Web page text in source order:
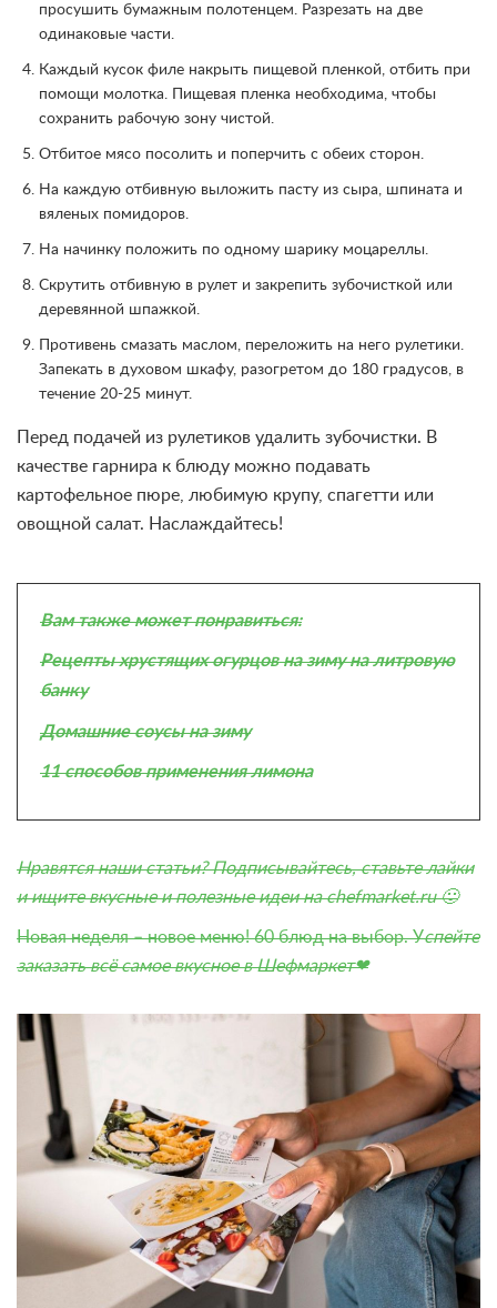
просушить бумажным полотенцем. Разрезать на две
одинаковые части.
Каждый кусок филе накрыть пищевой пленкой, отбить при
помощи молотка. Пищевая пленка необходима, чтобы
сохранить рабочую зону чистой.
Отбитое мясо посолить и поперчить с обеих сторон.
На каждую отбивную выложить пасту из сыра, шпината и
вяленых помидоров.
На начинку положить по одному шарику моцареллы.
Скрутить отбивную в рулет и закрепить зубочисткой или
деревянной шпажкой.
Противень смазать маслом, переложить на него рулетики.
Запекать в духовом шкафу, разогретом до 180 градусов, в
течение 20-25 минут.
Перед подачей из рулетиков удалить зубочистки. В
качестве гарнира к блюду можно подавать
картофельное пюре, любимую крупу, спагетти или
овощной салат. Наслаждайтесь!
Вам также может понравиться:
Рецепты хрустящих огурцов на зиму на литровую
банку
Домашние соусы на зиму
11 способов применения лимона
Нравятся наши статьи? Подписывайтесь, ставьте лайки
и ищите вкусные и полезные идеи на chefmarket.ru 🙂
Новая неделя – новое меню! 60 блюд на выбор.Успейте
заказать всё самое вкусное в Шефмаркет❤